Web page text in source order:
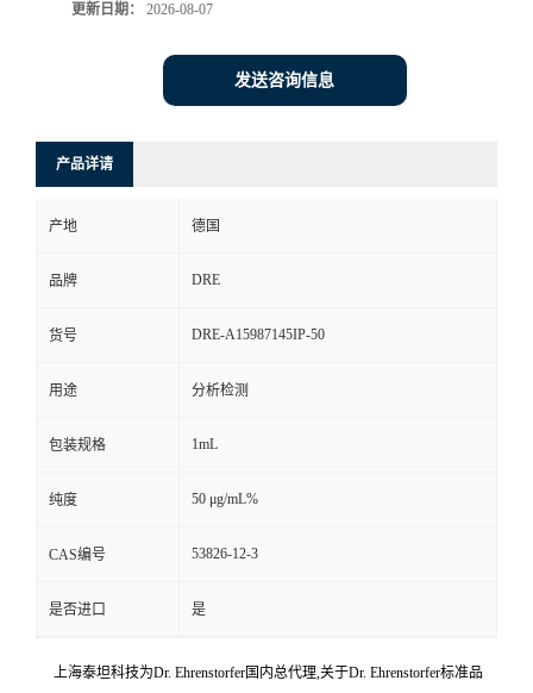
更新日期： 2026-08-07
发送咨询信息
产品详请
产地 德国
品牌 DRE
货号 DRE-A15987145IP-50
用途 分析检测
包装规格 1mL
纯度 50 μg/mL%
CAS编号 53826-12-3
是否进口 是
上海泰坦科技为Dr. Ehrenstorfer国内总代理,关于Dr. Ehrenstorfer标准品